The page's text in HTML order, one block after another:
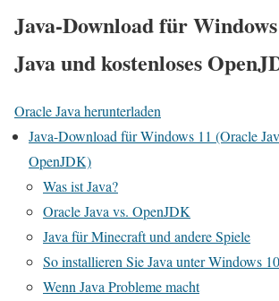
Java-Download für
Java und kostenloses
Oracle Java herunterladen
Java-Download für Windows 11 (Oracle
OpenJDK)
Was ist Java?
Oracle Java vs. OpenJDK
Java für Minecraft und andere Spiele
So installieren Sie Java unter Windows
Wenn Java Probleme macht